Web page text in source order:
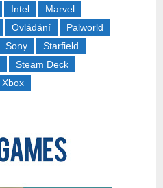
Intel
Marvel
Ovládání
Palworld
Sony
Starfield
Steam Deck
Xbox